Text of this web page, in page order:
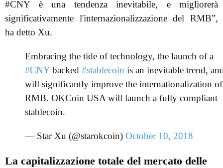
#CNY è una tendenza inevitabile, e migliorerà
significativamente l'internazionalizzazione del RMB”,
ha detto Xu.
Embracing the tide of technology, the launch of a
#CNYbacked #stablecoin is an inevitable trend,
will significantly improve the internationalization
RMB. OKCoin USA will launch a fully compliant
stablecoin.
— Star Xu (@starokcoin) October 10, 2018
La capitalizzazione totale del mercato delle